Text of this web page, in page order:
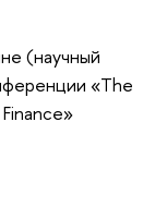
(научный
«The